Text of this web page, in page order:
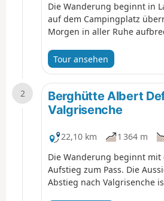
Die Wanderung beginnt in
auf dem Campingplatz
Morgen in aller Ruhe
der Campingbereich jedoch
Flusses liegt, kann es laut
entlang der Wanderung ist
Tour ansehen
2
Berghütte Albert
Valgrisenche
22,10 km 1 364 m
Die Wanderung beginnt mit
Aufstieg zum Pass. Die
Abstieg nach Valgrisenche